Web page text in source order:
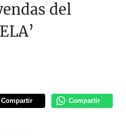
del
Compartir Compartir